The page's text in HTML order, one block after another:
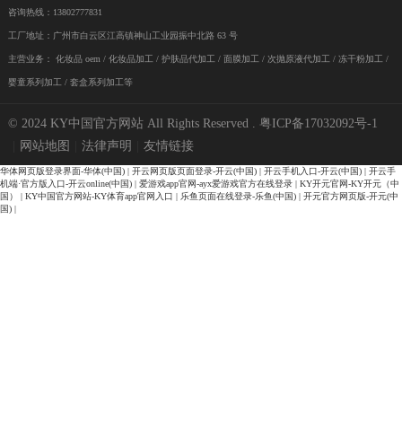
咨询热线：13802777831
工厂地址：广州市白云区江高镇神山工业园振中北路 63 号
主营业务： 化妆品 oem / 化妆品加工 / 护肤品代加工 / 面膜加工 / 次抛原液代加工 / 冻干粉加工 /
婴童系列加工 / 套盒系列加工等
© 2024 KY中国官方网站 All Rights Reserved . 粤ICP备17032092号-1
网站地图 法律声明 友情链接
华体网页版登录界面-华体(中国) | 开云网页版页面登录-开云(中国) | 开云手机入口-开云(中国) | 开云手
机端·官方版入口-开云online(中国) | 爱游戏app官网-ayx爱游戏官方在线登录 | KY开元官网-KY开元（中
国）
| KY中国官方网站-KY体育app官网入口 | 乐鱼页面在线登录-乐鱼(中国) | 开元官方网页版-开元(中
国) |